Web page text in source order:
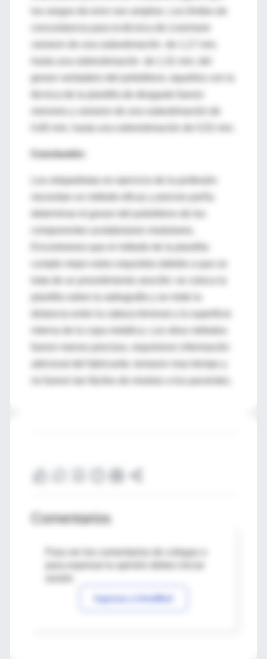
los rangos de error son amplios. Los límites de
grosor verdadero del polietileno; aquellos con la
técnica de la plantilla de desgaste fueron
Conclusión:
Los ortopedistas en ejercicio de la profesión
componentes acetabulares modulares.
cumple mejor estos requisitos debido a que se
plantilla sobre la radiografía y se mide la
distancia entre la cabeza femoral y la superficie
interna de la copa metálica. Los otros métodos
fueron menos precisos, requirieron información
adicional del fabricante, tomaron mas tiempo y
Comentarios
Para ver los comentarios de colegas o
Ingresar a IntraMed